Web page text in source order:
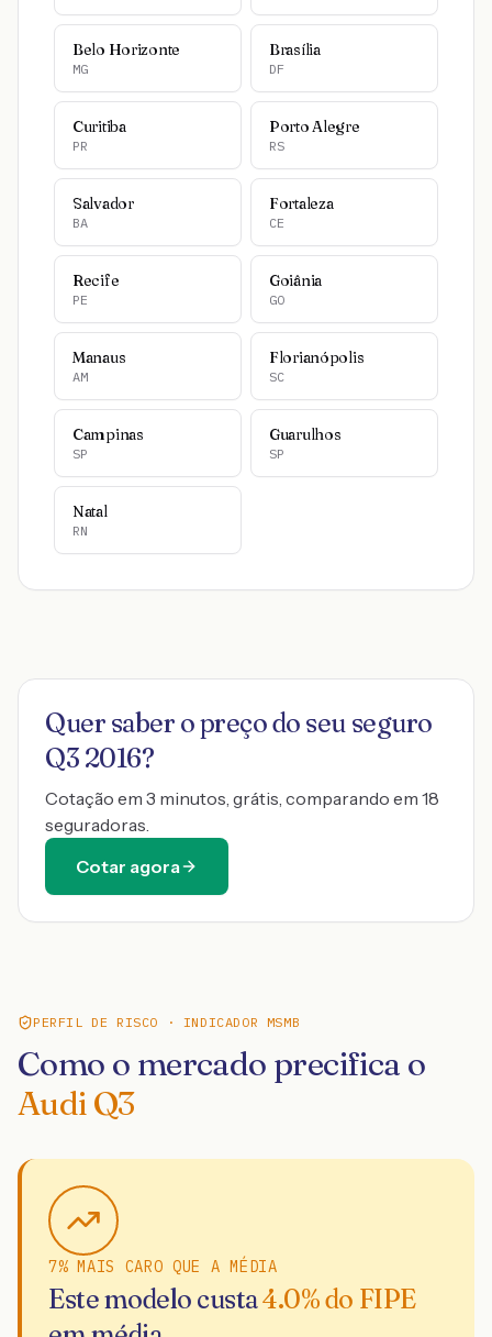
Belo Horizonte
MG
Brasília
DF
Curitiba
PR
Porto Alegre
RS
Salvador
BA
Fortaleza
CE
Recife
PE
Goiânia
GO
Manaus
AM
Florianópolis
SC
Campinas
SP
Guarulhos
SP
Natal
RN
Quer saber o preço do seu seguro
Q3 2016?
Cotação em 3 minutos, grátis, comparando em 18
seguradoras.
Cotar agora
PERFIL DE RISCO · INDICADOR MSMB
Como o mercado precifica o
Audi Q3
7% MAIS CARO QUE A MÉDIA
Este modelo custa4.0% do FIPE